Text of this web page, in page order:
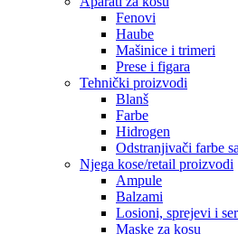
Fenovi
Haube
Mašinice i trimeri
Prese i figara
Tehnički proizvodi
Blanš
Farbe
Hidrogen
Odstranjivači farbe
Njega kose/retail proizvodi
Ampule
Balzami
Losioni, sprejevi i
Maske za kosu